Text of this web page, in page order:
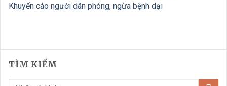
Khuyến cáo người dân phòng, ngừa bệnh dại
TÌM KIẾM